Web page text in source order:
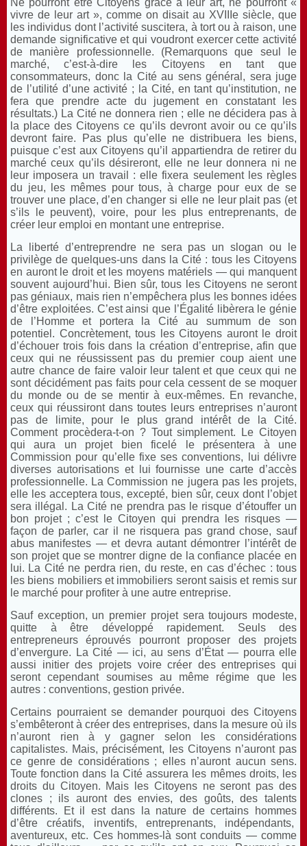
Ne pourront être Citoyens grâce à leur art, ne pourront «
vivre de leur art », comme on disait au XVIIIe siècle, que
les individus dont l’activité suscitera, à tort ou à raison, une
demande significative et qui voudront exercer cette activité
de manière professionnelle. (Remarquons que seul le
marché, c’est-à-dire les Citoyens en tant que
consommateurs, donc la Cité au sens général, sera juge
de l’utilité d’une activité ; la Cité, en tant qu’institution, ne
fera que prendre acte du jugement en constatant les
résultats.) La Cité ne donnera rien ; elle ne décidera pas à
la place des Citoyens ce qu’ils devront avoir ou ce qu’ils
devront faire. Pas plus qu’elle ne distribuera les biens,
puisque c’est aux Citoyens qu’il appartiendra de retirer du
marché ceux qu’ils désireront, elle ne leur donnera ni ne
leur imposera un travail : elle fixera seulement les règles
du jeu, les mêmes pour tous, à charge pour eux de se
trouver une place, d’en changer si elle ne leur plait pas (et
s’ils le peuvent), voire, pour les plus entreprenants, de
créer leur emploi en montant une entreprise.
La liberté d’entreprendre ne sera pas un slogan ou le
privilège de quelques-uns dans la Cité : tous les Citoyens
en auront le droit et les moyens matériels — qui manquent
souvent aujourd’hui. Bien sûr, tous les Citoyens ne seront
pas géniaux, mais rien n’empêchera plus les bonnes idées
d’être exploitées. C’est ainsi que l’Égalité libèrera le génie
de l’Homme et portera la Cité au summum de son
potentiel. Concrètement, tous les Citoyens auront le droit
d’échouer trois fois dans la création d’entreprise, afin que
ceux qui ne réussissent pas du premier coup aient une
autre chance de faire valoir leur talent et que ceux qui ne
sont décidément pas faits pour cela cessent de se moquer
du monde ou de se mentir à eux-mêmes. En revanche,
ceux qui réussiront dans toutes leurs entreprises n’auront
pas de limite, pour le plus grand intérêt de la Cité.
Comment procèdera-t-on ? Tout simplement. Le Citoyen
qui aura un projet bien ficelé le présentera à une
Commission pour qu’elle fixe ses conventions, lui délivre
diverses autorisations et lui fournisse une carte d’accès
professionnelle. La Commission ne jugera pas les projets,
elle les acceptera tous, excepté, bien sûr, ceux dont l’objet
sera illégal. La Cité ne prendra pas le risque d’étouffer un
bon projet ; c’est le Citoyen qui prendra les risques —
façon de parler, car il ne risquera pas grand chose, sauf
abus manifestes — et devra autant démontrer l’intérêt de
son projet que se montrer digne de la confiance placée en
lui. La Cité ne perdra rien, du reste, en cas d’échec : tous
les biens mobiliers et immobiliers seront saisis et remis sur
le marché pour profiter à une autre entreprise.
Sauf exception, un premier projet sera toujours modeste,
quitte à être développé rapidement. Seuls des
entrepreneurs éprouvés pourront proposer des projets
d’envergure. La Cité — ici, au sens d’État — pourra elle
aussi initier des projets voire créer des entreprises qui
seront cependant soumises au même régime que les
autres : conventions, gestion privée.
Certains pourraient se demander pourquoi des Citoyens
s’embêteront à créer des entreprises, dans la mesure où ils
n’auront rien à y gagner selon les considérations
capitalistes. Mais, précisément, les Citoyens n’auront pas
ce genre de considérations ; elles n’auront aucun sens.
Toute fonction dans la Cité assurera les mêmes droits, les
droits du Citoyen. Mais les Citoyens ne seront pas des
clones ; ils auront des envies, des goûts, des talents
différents. Et il est dans la nature de certains hommes
d’être créatifs, inventifs, entreprenants, indépendants,
aventureux, etc. Ces hommes-là sont conduits — comme